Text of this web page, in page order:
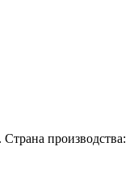
производства: